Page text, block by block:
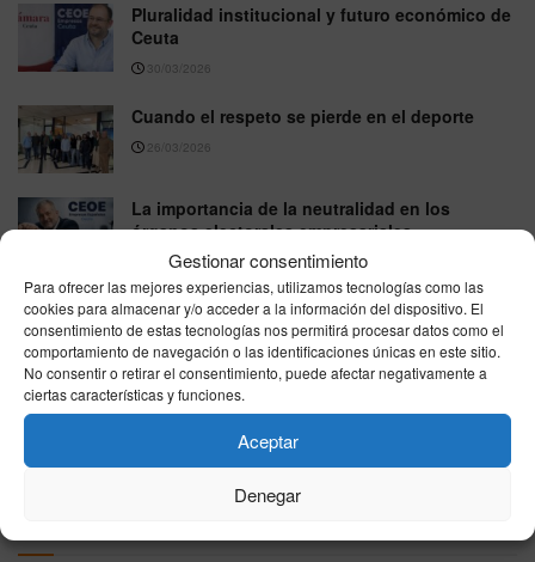
Gestionar consentimiento
Para ofrecer las mejores experiencias, utilizamos tecnologías como las
cookies para almacenar y/o acceder a la información del dispositivo. El
consentimiento de estas tecnologías nos permitirá procesar datos como el
comportamiento de navegación o las identificaciones únicas en este sitio.
No consentir o retirar el consentimiento, puede afectar negativamente a
ciertas características y funciones.
Aceptar
Denegar
Pluralidad institucional y futuro económico de
Ceuta
30/03/2026
Cuando el respeto se pierde en el deporte
26/03/2026
La importancia de la neutralidad en los
órganos electorales empresariales
25/03/2026
Una Confederación útil: menos discurso y más
herramientas para el empresario
24/03/2026
VER MÁS